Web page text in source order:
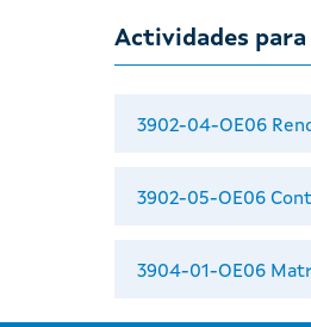
Actividades
3902-04-OE06
3902-05-OE06
3904-01-OE06